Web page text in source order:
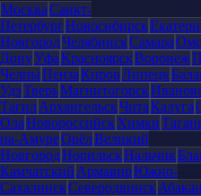
МоскваСанкт-
ПетербургНовосибирск
НовгородЧелябинскСамара
ДонуУфаКрасноярскВоронеж
ЧелныПензаКировЛипецк
УдэТверьМагнитогорск
ТагилАрхангельскЧитаКалуга
ОлаНовороссийскХимки
на-АмуреОрёлВеликий
НовгородНорильскНальчик
Камчатский АрмавирЮжно-
СахалинскСеверодвинскАбакан